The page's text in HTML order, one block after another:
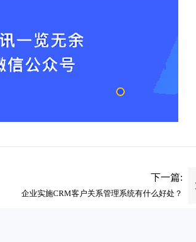
下一篇:
企业实施CRM客户关系管理系统有什么好处？